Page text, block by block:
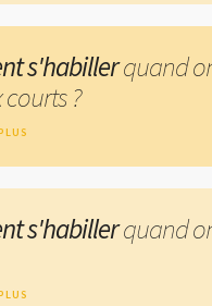
s'habillerquand
?
s'habillerquand